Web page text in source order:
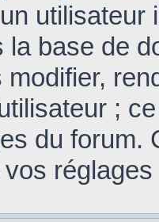
la base de
modifier,
;
du forum.